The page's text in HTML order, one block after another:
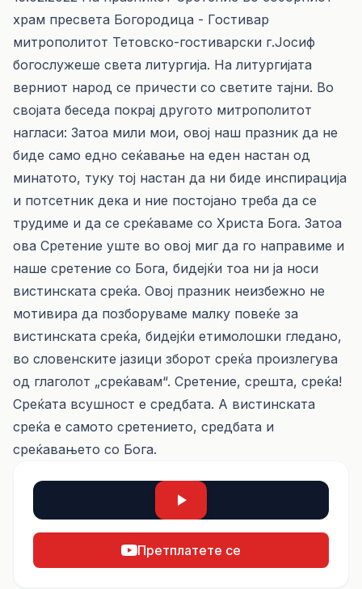
храм пресвета Богородица - Гостивар
митрополитот Тетовско-гостиварски г.Јосиф
богослужеше света литургија. На литургијата
верниот народ се причести со светите тајни. Во
својата беседа покрај другото митрополитот
нагласи: Затоа мили мои, овој наш празник да не
биде само едно сеќавање на еден настан од
минатото, туку тој настан да ни биде инспирација
и потсетник дека и ние постојано треба да се
трудиме и да се среќаваме со Христа Бога. Затоа
ова Сретение уште во овој миг да го направиме и
наше сретение со Бога, бидејќи тоа ни ја носи
вистинската среќа. Овој празник неизбежно не
мотивира да позборуваме малку повеќе за
вистинската среќа, бидејќи етимолошки гледано,
во словенските јазици зборот среќа произлегува
од глаголот „среќавам“. Сретение, срешта, среќа!
Среќата всушност е средбата. А вистинската
среќа е самото сретението, средбата и
среќавањето со Бога.
Претплатете се